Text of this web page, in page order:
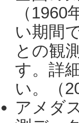
（
い期間
との観
す。詳
い。（
アメダ